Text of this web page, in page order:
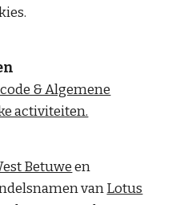
& Algemene
activiteiten.
Betuween
vanLotus